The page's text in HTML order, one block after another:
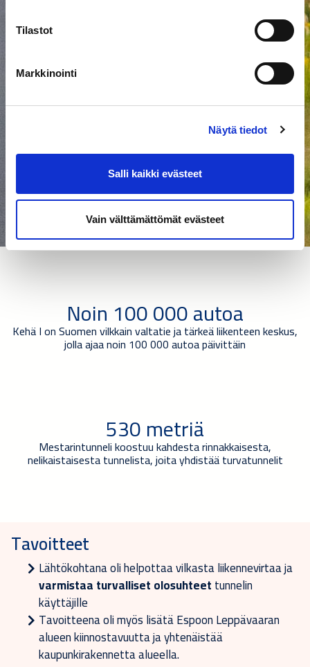
Tilastot
Markkinointi
Näytä tiedot
Salli kaikki evästeet
Vain välttämättömät evästeet
Noin 100 000 autoa
Kehä I on Suomen vilkkain valtatie ja tärkeä liikenteen keskus,
jolla ajaa noin 100 000 autoa päivittäin
530 metriä
Mestarintunneli koostuu kahdesta rinnakkaisesta,
nelikaistaisesta tunnelista, joita yhdistää turvatunnelit
Tavoitteet
Lähtökohtana oli helpottaa vilkasta liikennevirtaa ja
varmistaa turvalliset olosuhteettunnelin
käyttäjille
Tavoitteena oli myös lisätä Espoon Leppävaaran
alueen kiinnostavuutta ja yhtenäistää
kaupunkirakennetta alueella.